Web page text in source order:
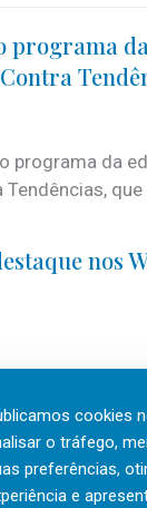
programa
programa da
nos
first está de
o Top
talento
cookies
o tráfego,
preferências,
e